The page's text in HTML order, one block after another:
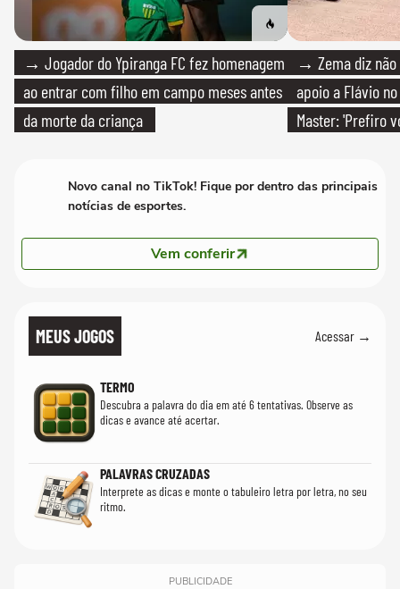
→ Jogador do Ypiranga FC fez homenagem
ao entrar com filho em campo meses antes
da morte da criança
→ Zema diz
apoio a Flávio
Master: 'Prefiro
Novo canal no TikTok! Fique por dentro das principais
notícias de esportes.
Vem conferir
MEUS JOGOS Acessar →
TERMO
Descubra a palavra do dia em até 6 tentativas. Observe as
dicas e avance até acertar.
PALAVRAS CRUZADAS
Interprete as dicas e monte o tabuleiro letra por letra, no seu
ritmo.
PUBLICIDADE